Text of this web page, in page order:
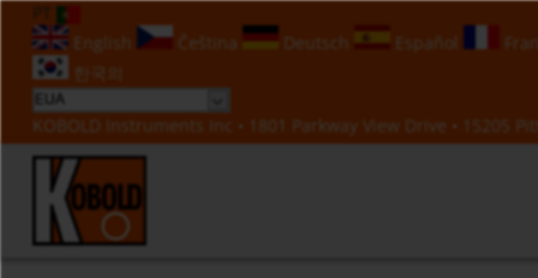
English
Čeština Deutsch Español
한국의
KOBOLD Instruments Inc • 1801 Parkway View Drive • 15205